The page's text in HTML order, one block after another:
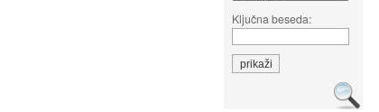
Ključna beseda: